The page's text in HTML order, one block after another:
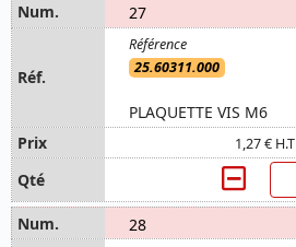
27
25.60311.000
PLAQUETTE VIS M6
1,27 € H.T
28